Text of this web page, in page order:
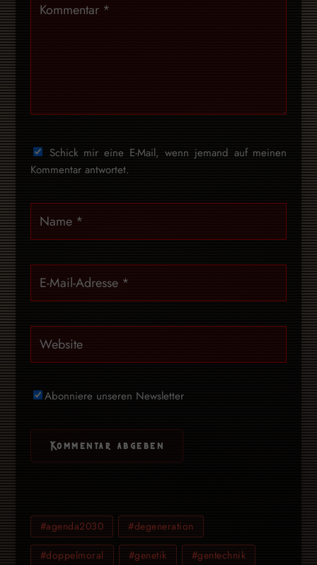
Schick mir eine E-Mail, wenn jemand auf meinen
Kommentar antwortet.
Abonniere unseren Newsletter
#agenda2030 #degeneration
#doppelmoral #genetik #gentechnik